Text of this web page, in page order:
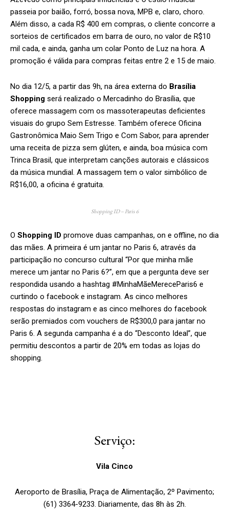
passeia por baião, forró, bossa nova, MPB e, claro, choro.
Além disso, a cada R$ 400 em compras, o cliente concorre a
sorteios de certificados em barra de ouro, no valor de R$10
mil cada, e ainda, ganha um colar Ponto de Luz na hora. A
promoção é válida para compras feitas entre 2 e 15 de maio.
No dia 12/5, a partir das 9h, na área externa do Brasília
Shopping será realizado o Mercadinho do Brasília, que
oferece massagem com os massoterapeutas deficientes
visuais do grupo Sem Estresse. Também oferece Oficina
Gastronômica Maio Sem Trigo e Com Sabor, para aprender
uma receita de pizza sem glúten, e ainda, boa música com
Trinca Brasil, que interpretam canções autorais e clássicos
da música mundial. A massagem tem o valor simbólico de
R$16,00, a oficina é gratuita.
Shopping ID – Paris 6
O Shopping ID promove duas campanhas, on e offline, no dia
das mães. A primeira é um jantar no Paris 6, através da
participação no concurso cultural “Por que minha mãe
merece um jantar no Paris 6?”, em que a pergunta deve ser
respondida usando a hashtag #MinhaMãeMereceParis6 e
curtindo o facebook e instagram. As cinco melhores
respostas do instagram e as cinco melhores do facebook
serão premiados com vouchers de R$300,0 para jantar no
Paris 6. A segunda campanha é a do “Desconto Ideal”, que
permitiu descontos a partir de 20% em todas as lojas do
shopping.
Serviço:
Vila Cinco
Aeroporto de Brasília, Praça de Alimentação, 2º Pavimento;
(61) 3364-9233. Diariamente, das 8h às 2h.